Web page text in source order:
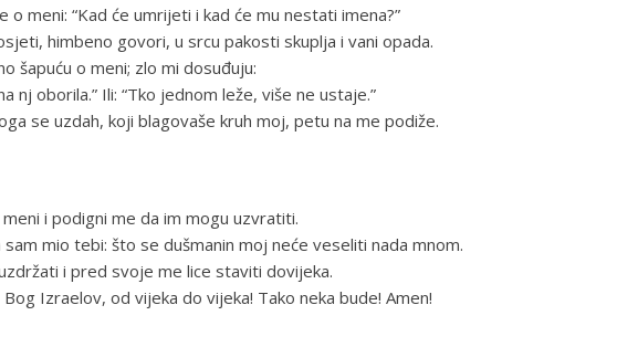
meni: “Kad će umrijeti i kad će mu nestati imena?”
himbeno govori, u srcu pakosti skuplja i vani opada.
šapuću o meni; zlo mi dosuđuju:
nj oborila.” Ili: “Tko jednom leže, više ne ustaje.”
se uzdah, koji blagovaše kruh moj, petu na me podiže.
i podigni me da im mogu uzvratiti.
mio tebi: što se dušmanin moj neće veseliti nada mnom.
i pred svoje me lice staviti dovijeka.
Izraelov, od vijeka do vijeka! Tako neka bude! Amen!